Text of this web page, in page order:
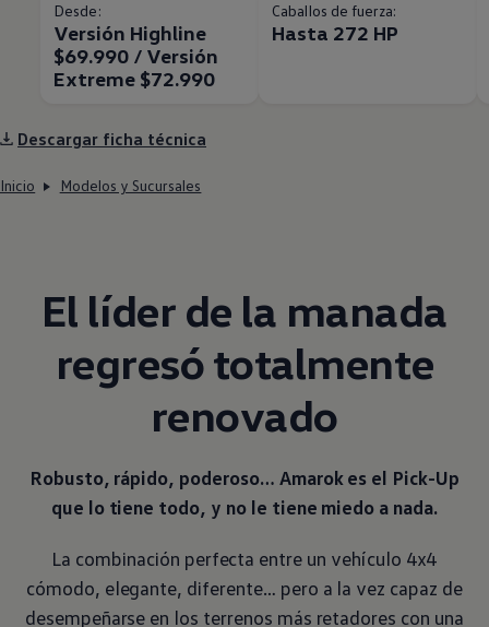
Desde:
Versión Highline
$69.990 / Versión
Extreme $72.990
Caballos de fuerza:
Hasta 272 HP
Descargar ficha técnica
Inicio Modelos y Sucursales
El líder de la manada
regresó totalmente
renovado
Robusto, rápido, poderoso… Amarokes el Pick-Up
que lo tiene todo, y no le tiene miedo a nada.
La combinación perfecta entre un vehículo 4x4
cómodo, elegante, diferente… pero a la vez capaz de
desempeñarse en los terrenos más retadores con una